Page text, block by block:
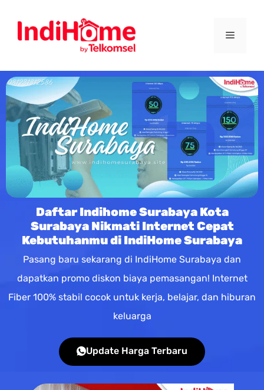
Daftar Indihome Surabaya Kota
Surabaya Nikmati Internet Cepat
Kebutuhanmu di IndiHome Surabaya
Pasang baru sekarang di IndiHome Surabaya dan
dapatkan promo diskon biaya pemasangan! Internet
Fiber 100% stabil cocok untuk kerja, belajar, dan hiburan
keluarga
Update Harga Terbaru